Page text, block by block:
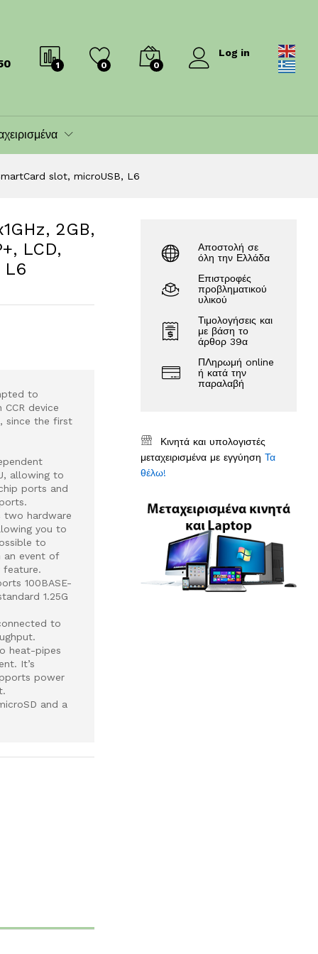
1 0 0
Log in
slot, microUSB, L6
2GB,
LCD,
L6
to
device
since the first
allowing to
ports and
two hardware
you to
to
an event of
feature.
100BASE-
1.25G
to
heat-pipes
It’s
power
and a
Αποστολή σε
όλη την Ελλάδα
Επιστροφές
προβληματικού
υλικού
Τιμολογήσεις και
με βάση το
άρθορ 39α
ΠΛηρωμή online
ή κατά την
παραλαβή
Κινητά και υπολογιστές
μεταχειρισμένα με εγγύησηΤα
θέλω!